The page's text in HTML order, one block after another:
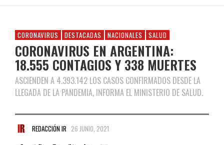
CORONAVIRUS DESTACADAS NACIONALES SALUD
CORONAVIRUS EN ARGENTINA:
18.555 CONTAGIOS Y 338 MUERTES
ASCIENDEN A 4.393.142 LOS CASOS CONFIRMADOS DESDE LA
LLEGADA DE LA PANDEMIA, INFORMA EL MINISTERIO DE SALUD.
REDACCIÓN IR 26 JUNIO, 2021